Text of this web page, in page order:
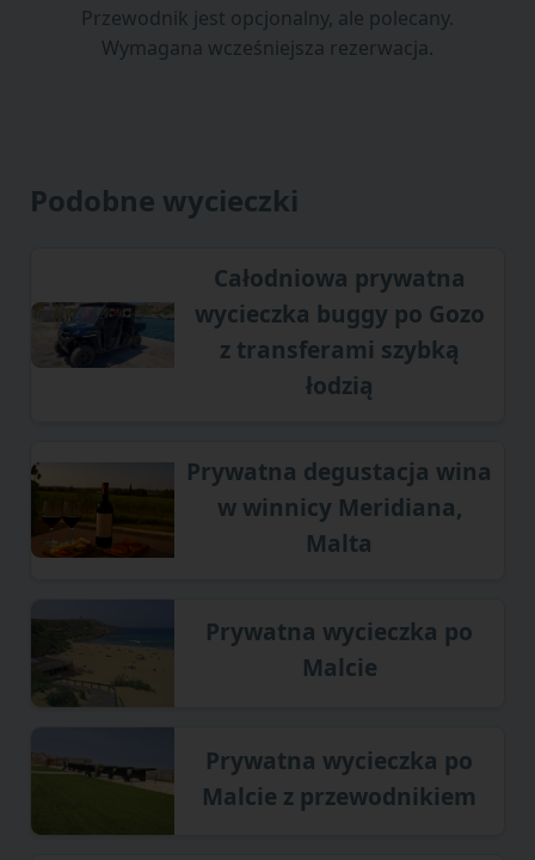
Przewodnik jest opcjonalny, ale polecany.
Wymagana wcześniejsza rezerwacja.
Podobne wycieczki
Całodniowa prywatna
wycieczka buggy po Gozo
z transferami szybką
łodzią
Prywatna degustacja wina
w winnicy Meridiana,
Malta
Prywatna wycieczka po
Malcie
Prywatna wycieczka po
Malcie z przewodnikiem